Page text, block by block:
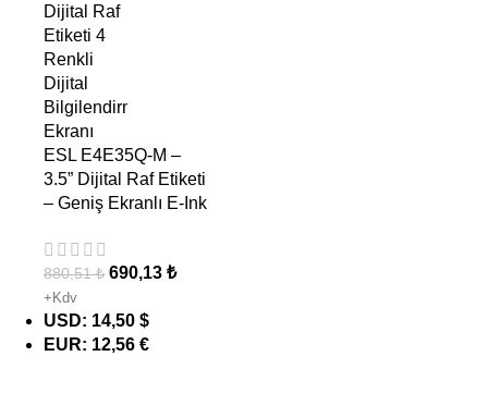
ESL E4E35Q-M –
3.5” Dijital Raf Etiketi
– Geniş Ekranlı E-Ink
880,51₺ 690,13 ₺
+Kdv
USD: 14,50 $
EUR: 12,56 €